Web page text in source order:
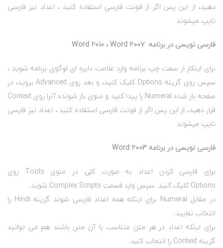
دهید، از این پس اگر از فونت فارسی استفاده کنید ، اعداد نیز فارسی
تایپ میشوند
فارسی نویسی در برنامه Word 2010 ، Word 2007
برای اینکار از سمت چپ برنامه وارد علامت دایره ای لوگوی برنامه شوید ،
سپس روی گزینه Options کلیک کنید، و بعد روی Advanced بروید، در
صفحه باز شده Numeral را پیدا کنید و منوی باز شونده آنرا روی Context
قرار دهید، از این پس اگر از فونت فارسی استفاده کنید ، اعداد نیز فارسی
تایپ میشوند
فارسی نویسی در برنامه Word 2003
برای فارسی کردن اعداد به صورت کلی در منوی Tools‌ روی
Options کلیک کنید. سپس وارد قسمت Complex Scripts شوید.
در مقابل Numeral برای اینکه همه اعداد فارسی شوند گزینه Hindi را
انتخاب نمایید.
برای اینکه اعداد در هر متن متناسب با آن متن باشند هم می توانید
گزینه Context را انتخاب کنید.